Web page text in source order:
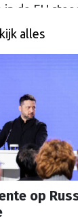
de EU
de vraag
alles
op